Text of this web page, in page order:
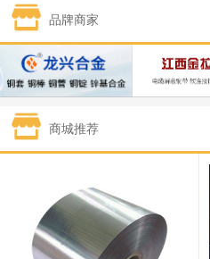
1#锡 434,000—436,000
1#镍 129,550—130,750
1#白银 15,100—15,110
钯金
89,000—95,000
2#锑 85,000—91,000
品牌商家
商城推荐